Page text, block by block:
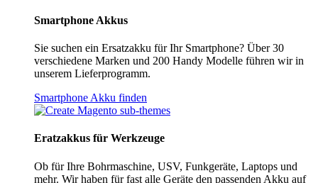
Smartphone Akkus
Sie suchen ein Ersatzakku für Ihr Smartphone? Über 30
verschiedene Marken und 200 Handy Modelle führen wir in
unserem Lieferprogramm.
Smartphone Akku finden
Eratzakkus für Werkzeuge
Ob für Ihre Bohrmaschine, USV, Funkgeräte, Laptops und
mehr. Wir haben für fast alle Geräte den passenden Akku auf